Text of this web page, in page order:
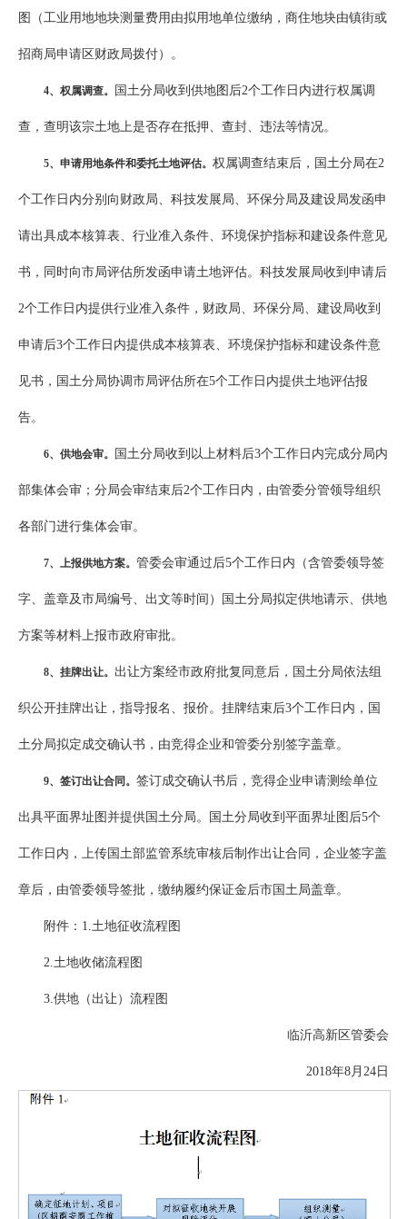
图（工业用地地块测量费用由拟用地单位缴纳，商住地块由镇街或
招商局申请区财政局拨付）。
4、权属调查。 国土分局收到供地图后2个工作日内进行权属调
查，查明该宗土地上是否存在抵押、查封、违法等情况。
5、申请用地条件和委托土地评估。 权属调查结束后，国土分局在2
个工作日内分别向财政局、科技发展局、环保分局及建设局发函申
请出具成本核算表、行业准入条件、环境保护指标和建设条件意见
书，同时向市局评估所发函申请土地评估。科技发展局收到申请后
2个工作日内提供行业准入条件，财政局、环保分局、建设局收到
申请后3个工作日内提供成本核算表、环境保护指标和建设条件意
见书，国土分局协调市局评估所在5个工作日内提供土地评估报
告。
6、供地会审。 国土分局收到以上材料后3个工作日内完成分局内
部集体会审；分局会审结束后2个工作日内，由管委分管领导组织
各部门进行集体会审。
7、上报供地方案。 管委会审通过后5个工作日内（含管委领导签
字、盖章及市局编号、出文等时间）国土分局拟定供地请示、供地
方案等材料上报市政府审批。
8、挂牌出让。 出让方案经市政府批复同意后，国土分局依法组
织公开挂牌出让，指导报名、报价。挂牌结束后3个工作日内，国
土分局拟定成交确认书，由竞得企业和管委分别签字盖章。
9、签订出让合同。 签订成交确认书后，竞得企业申请测绘单位
出具平面界址图并提供国土分局。国土分局收到平面界址图后5个
工作日内，上传国土部监管系统审核后制作出让合同，企业签字盖
章后，由管委领导签批，缴纳履约保证金后市国土局盖章。
附件：1.土地征收流程图
2.土地收储流程图
3.供地（出让）流程图
临沂高新区管委会
2018年8月24日